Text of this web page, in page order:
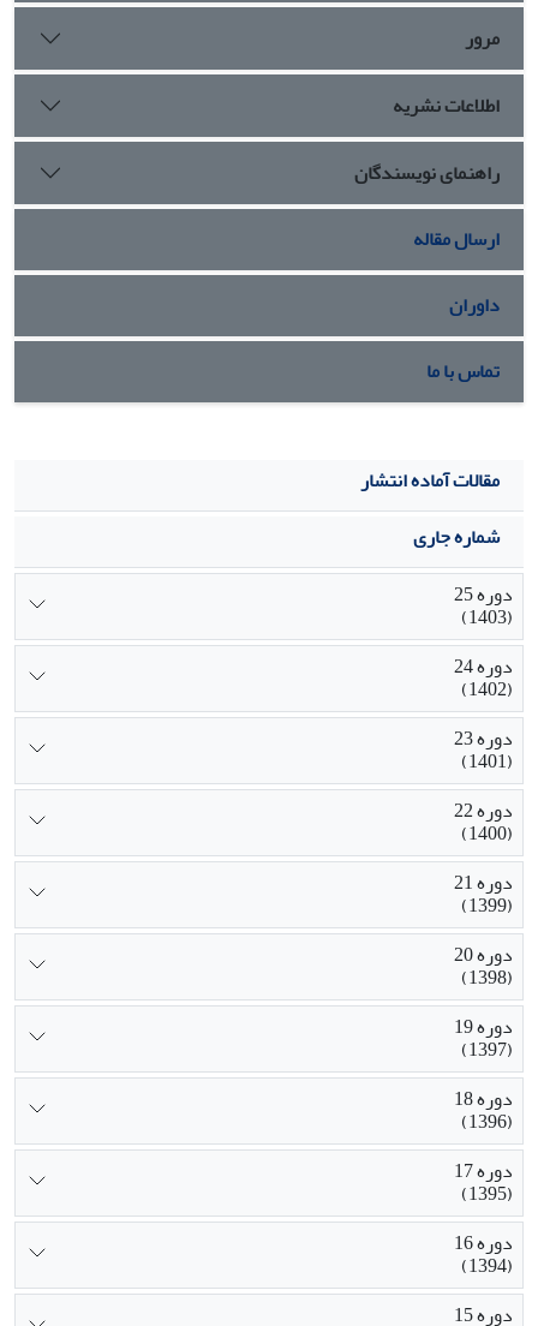
بیانگر تأثیر مستقیم سرمایه اجتماعی بر تقویت رفتارهای مدنی و
کاهش رفتارهای انحرافی است.
مرور
اطلاعات نشریه
راهنمای نویسندگان
ارسال مقاله
داوران
تماس با ما
مقالات آماده انتشار
شماره جاری
دوره 25
(1403)
دوره 24
(1402)
دوره 23
(1401)
دوره 22
(1400)
دوره 21
(1399)
دوره 20
(1398)
دوره 19
(1397)
دوره 18
(1396)
دوره 17
(1395)
دوره 16
(1394)
دوره 15